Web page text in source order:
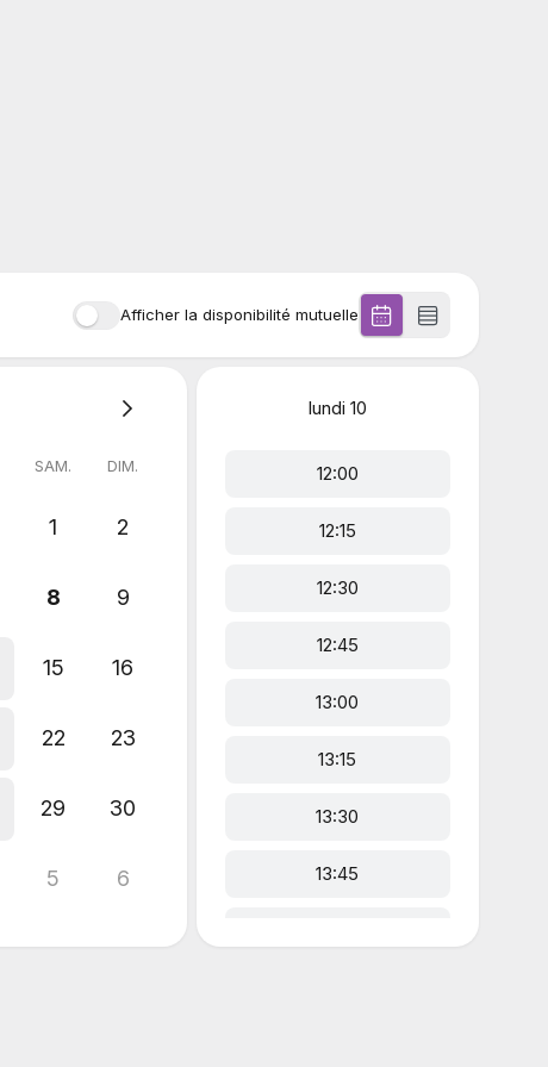
Afficher la disponibilité mutuelle
SAM. DIM.
1 2
8 9
15 16
22 23
29 30
5 6
lundi 10
12:00
12:15
12:30
12:45
13:00
13:15
13:30
13:45